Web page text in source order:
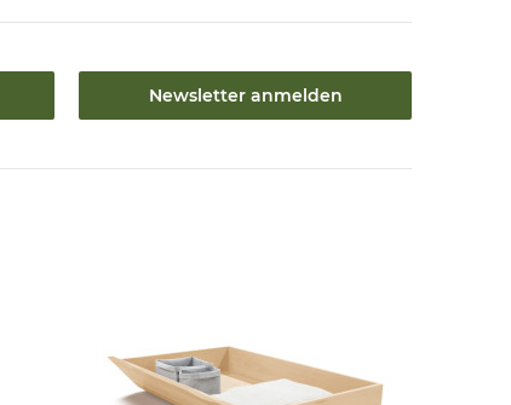
Newsletter anmelden